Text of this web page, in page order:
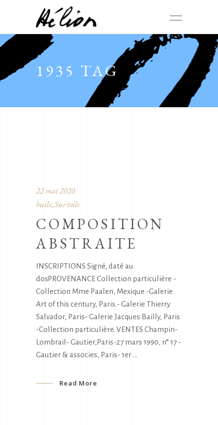
1935 TAG
22 mai 2020
huile, Sur toile
COMPOSITION
ABSTRAITE
INSCRIPTIONS Signé, daté au
dosPROVENANCE Collection particulière -
Collection Mme Paalen, Mexique -Galerie
Art of this century, Paris.- Galerie Thierry
Salvador, Paris- Galerie Jacques Bailly, Paris
-Collection particulière. VENTES Champin-
Lombrail- Gautier,Paris-27 mars 1990, n° 17 -
Gautier & associes, Paris- 1er
Read More